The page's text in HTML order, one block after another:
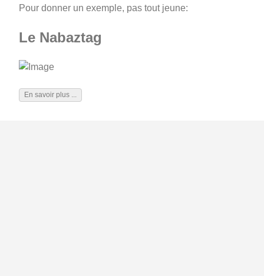
Pour donner un exemple, pas tout jeune:
Le Nabaztag
En savoir plus ...